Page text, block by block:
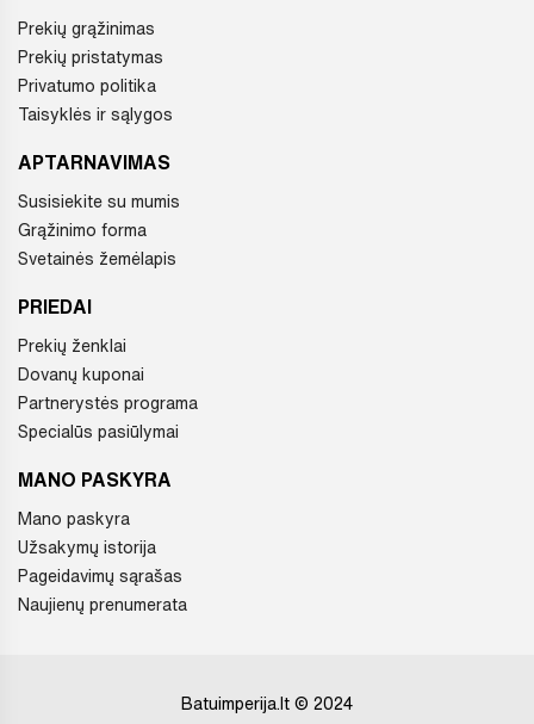
Prekių grąžinimas
Prekių pristatymas
Privatumo politika
Taisyklės ir sąlygos
APTARNAVIMAS
Susisiekite su mumis
Grąžinimo forma
Svetainės žemėlapis
PRIEDAI
Prekių ženklai
Dovanų kuponai
Partnerystės programa
Specialūs pasiūlymai
MANO PASKYRA
Mano paskyra
Užsakymų istorija
Pageidavimų sąrašas
Naujienų prenumerata
Batuimperija.lt © 2024